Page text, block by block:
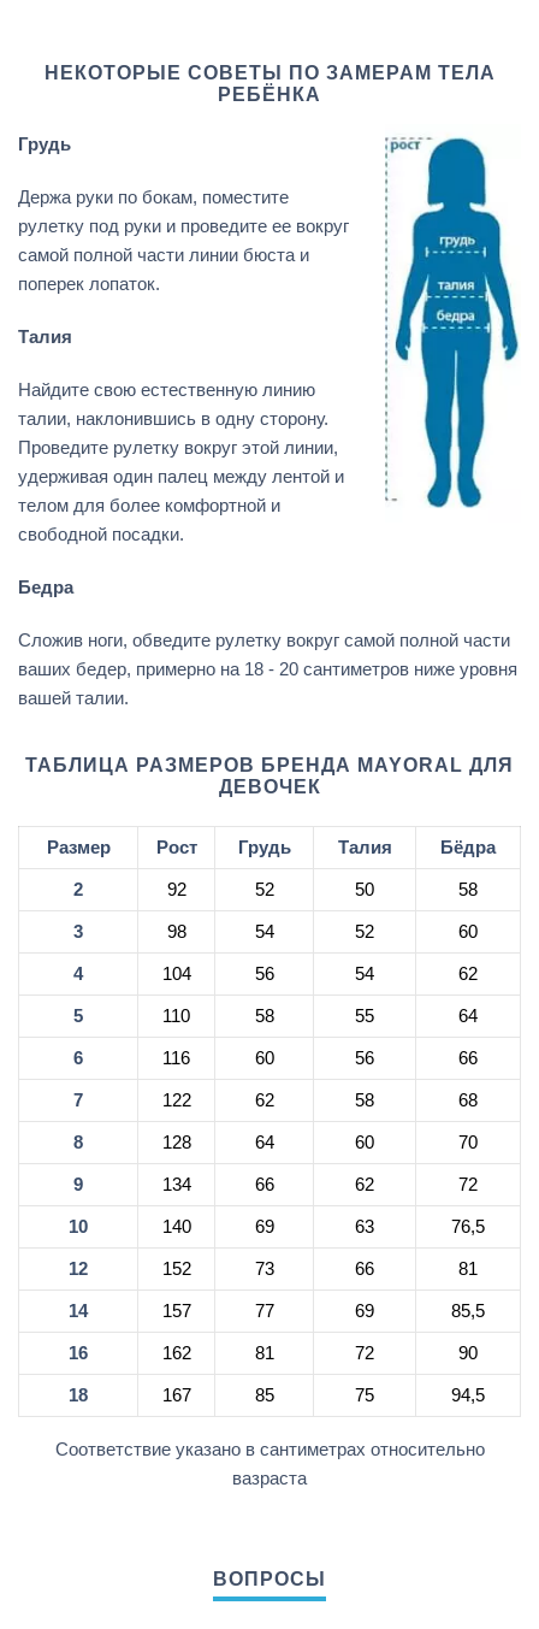
НЕКОТОРЫЕ СОВЕТЫ ПО ЗАМЕРАМ ТЕЛА
РЕБЁНКА
Грудь
Держа руки по бокам, поместите
рулетку под руки и проведите ее вокруг
самой полной части линии бюста и
поперек лопаток.
Талия
Найдите свою естественную линию
талии, наклонившись в одну сторону.
Проведите рулетку вокруг этой линии,
удерживая один палец между лентой и
телом для более комфортной и
свободной посадки.
Бедра
Сложив ноги, обведите рулетку вокруг самой полной части
ваших бедер, примерно на 18 - 20 сантиметров ниже уровня
вашей талии.
ТАБЛИЦА РАЗМЕРОВ БРЕНДА MAYORAL ДЛЯ
ДЕВОЧЕК
Размер Рост Грудь Талия Бёдра
2 92 52 50 58
3 98 54 52 60
4 104 56 54 62
5 110 58 55 64
6 116 60 56 66
7 122 62 58 68
8 128 64 60 70
9 134 66 62 72
10 140 69 63 76,5
12 152 73 66 81
14 157 77 69 85,5
16 162 81 72 90
18 167 85 75 94,5
Соответствие указано в сантиметрах относительно
вазраста